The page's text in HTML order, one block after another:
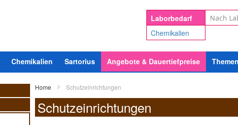
Laborbedarf
Chemikalien
Suche
Chemikalien Sartorius Angebote & Dauertiefpreise
Home Schutzeinrichtungen
Schutzeinrichtungen